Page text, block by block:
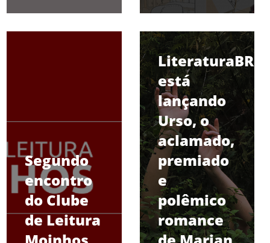
Segundo
encontro
do Clube
de Leitura
LiteraturaBR
está
lançando
Urso, o
aclamado,
premiado
e
polêmico
romance